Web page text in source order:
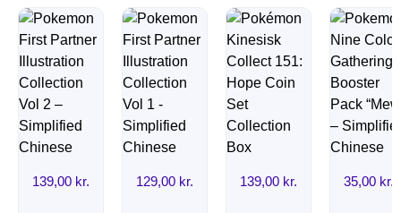
139,00 kr. 129,00 kr. 139,00 kr. 35,00 kr.